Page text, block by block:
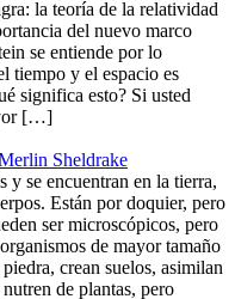
la teoría de la relatividad
del nuevo marco
se entiende por lo
tiempo y el espacio es
significa esto? Si usted
[…]
Sheldrake
y se encuentran en la tierra,
Están por doquier, pero
ser microscópicos, pero
de mayor tamaño
crean suelos, asimilan
de plantas, pero